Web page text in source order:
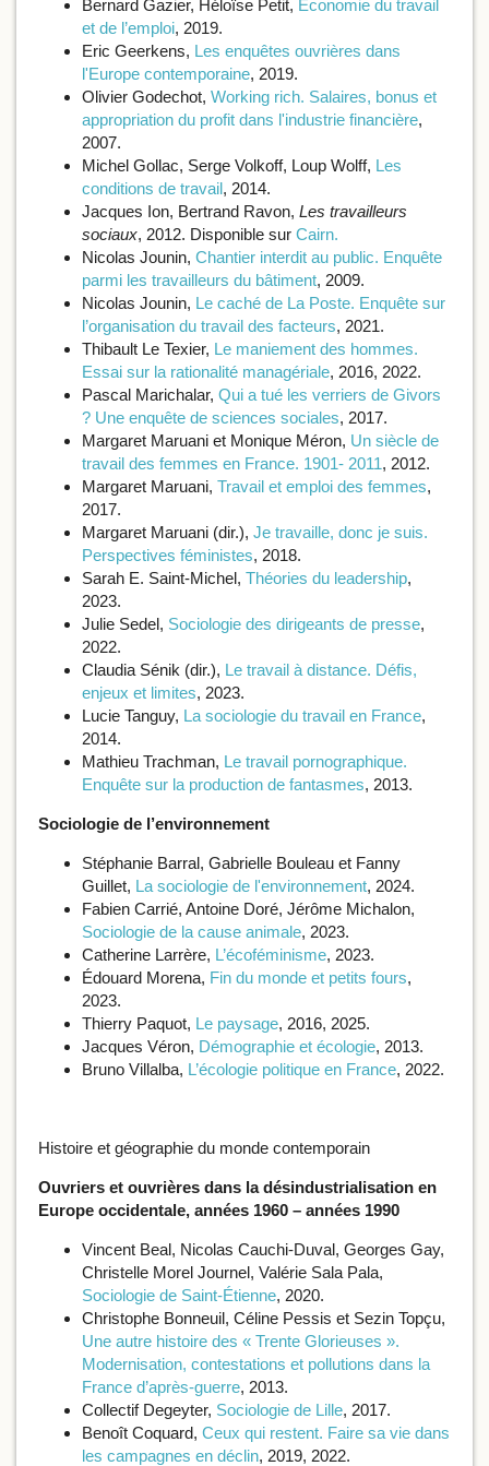
Bernard Gazier, Héloïse Petit, Économie du travail
et de l’emploi, 2019.
Eric Geerkens, Les enquêtes ouvrières dans
l'Europe contemporaine, 2019.
Olivier Godechot, Working rich. Salaires, bonus et
appropriation du profit dans l'industrie financière,
2007.
Michel Gollac, Serge Volkoff, Loup Wolff, Les
conditions de travail, 2014.
Jacques Ion, Bertrand Ravon, Les travailleurs
sociaux, 2012. Disponible sur Cairn.
Nicolas Jounin, Chantier interdit au public. Enquête
parmi les travailleurs du bâtiment, 2009.
Nicolas Jounin, Le caché de La Poste. Enquête sur
l’organisation du travail des facteurs, 2021.
Thibault Le Texier, Le maniement des hommes.
Essai sur la rationalité managériale, 2016, 2022.
Pascal Marichalar, Qui a tué les verriers de Givors
? Une enquête de sciences sociales, 2017.
Margaret Maruani et Monique Méron, Un siècle de
travail des femmes en France. 1901- 2011, 2012.
Margaret Maruani, Travail et emploi des femmes,
2017.
Margaret Maruani (dir.), Je travaille, donc je suis.
Perspectives féministes, 2018.
Sarah E. Saint-Michel, Théories du leadership,
2023.
Julie Sedel, Sociologie des dirigeants de presse,
2022.
Claudia Sénik (dir.), Le travail à distance. Défis,
enjeux et limites, 2023.
Lucie Tanguy, La sociologie du travail en France,
2014.
Mathieu Trachman, Le travail pornographique.
Enquête sur la production de fantasmes, 2013.
Sociologie de l’environnement
Stéphanie Barral, Gabrielle Bouleau et Fanny
Guillet, La sociologie de l'environnement, 2024.
Fabien Carrié, Antoine Doré, Jérôme Michalon,
Sociologie de la cause animale, 2023.
Catherine Larrère, L’écoféminisme, 2023.
Édouard Morena, Fin du monde et petits fours,
2023.
Thierry Paquot, Le paysage, 2016, 2025.
Jacques Véron, Démographie et écologie, 2013.
Bruno Villalba, L’écologie politique en France, 2022.
Histoire et géographie du monde contemporain
Ouvriers et ouvrières dans la désindustrialisation en
Europe occidentale, années 1960 – années 1990
Vincent Beal, Nicolas Cauchi-Duval, Georges Gay,
Christelle Morel Journel, Valérie Sala Pala,
Sociologie de Saint-Étienne, 2020.
Christophe Bonneuil, Céline Pessis et Sezin Topçu,
Une autre histoire des « Trente Glorieuses ».
Modernisation, contestations et pollutions dans la
France d’après-guerre, 2013.
Collectif Degeyter, Sociologie de Lille, 2017.
Benoît Coquard, Ceux qui restent. Faire sa vie dans
les campagnes en déclin, 2019, 2022.